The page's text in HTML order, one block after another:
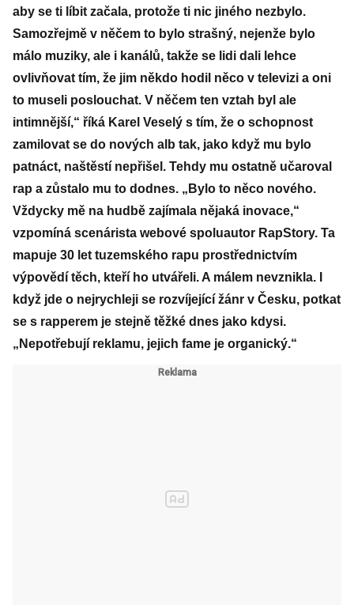
aby se ti líbit začala, protože ti nic jiného nezbylo.
Samozřejmě v něčem to bylo strašný, nejenže bylo
málo muziky, ale i kanálů, takže se lidi dali lehce
ovlivňovat tím, že jim někdo hodil něco v televizi a oni
to museli poslouchat. V něčem ten vztah byl ale
intimnější,“ říká Karel Veselý s tím, že o schopnost
zamilovat se do nových alb tak, jako když mu bylo
patnáct, naštěstí nepřišel. Tehdy mu ostatně učaroval
rap a zůstalo mu to dodnes. „Bylo to něco nového.
Vždycky mě na hudbě zajímala nějaká inovace,“
vzpomíná scenárista webové spoluautor RapStory. Ta
mapuje 30 let tuzemského rapu prostřednictvím
výpovědí těch, kteří ho utvářeli. A málem nevznikla. I
když jde o nejrychleji se rozvíjející žánr v Česku, potkat
se s rapperem je stejně těžké dnes jako kdysi.
„Nepotřebují reklamu, jejich fame je organický.“